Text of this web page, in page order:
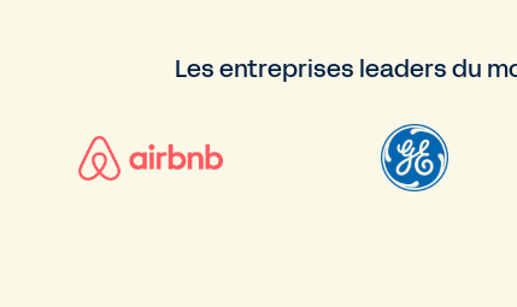
Les entreprises leaders du